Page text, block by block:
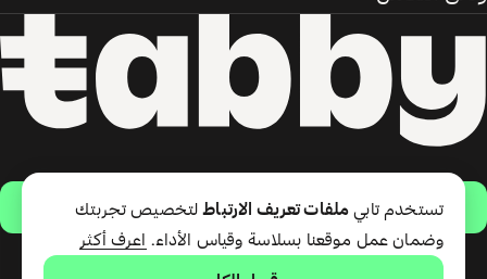
حمّل التطبيق تستخدم تابي ملفات تعريف الارتباطلتخصيص تجربتك
وضمان عمل موقعنا بسلاسة وقياس الأداء.
اعرف أكثر